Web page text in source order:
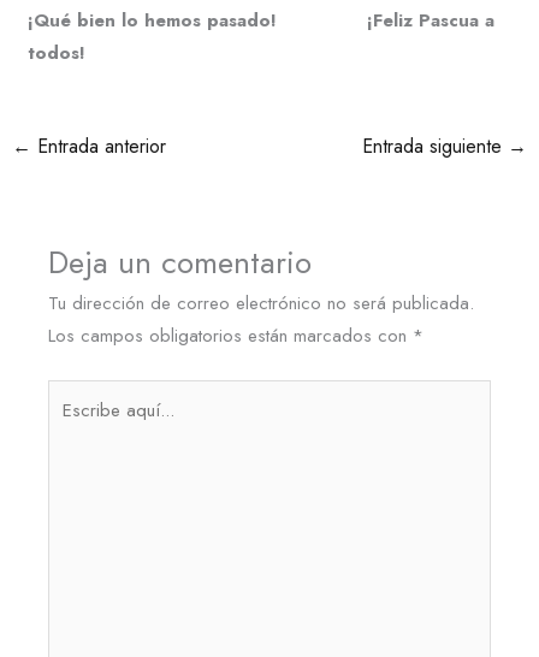
¡Qué bien lo hemos pasado! ¡Feliz Pascua a
todos!
← Entrada anterior Entrada siguiente →
Deja un comentario
Tu dirección de correo electrónico no será publicada.
Los campos obligatorios están marcados con *